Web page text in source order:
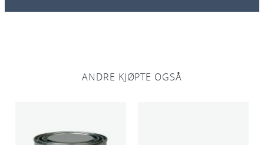
a
ANDRE KJØPTE OGSÅ